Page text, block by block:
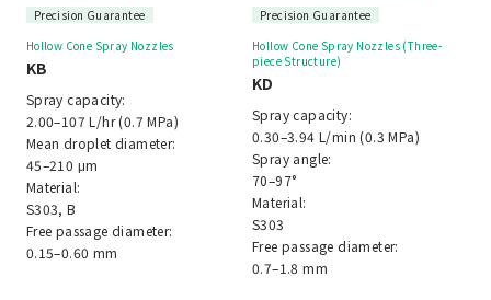
Precision Guarantee
Hollow Cone Spray Nozzles
KB
Spray capacity:
2.00–107 L/hr (0.7 MPa)
Mean droplet diameter:
45–210 μm
Material:
S303, B
Free passage diameter:
0.15–0.60 mm
Precision Guarantee
Hollow Cone Spray Nozzles (Three-
piece Structure)
KD
Spray capacity:
0.30–3.94 L/min (0.3 MPa)
Spray angle:
70–97°
Material:
S303
Free passage diameter:
0.7–1.8 mm